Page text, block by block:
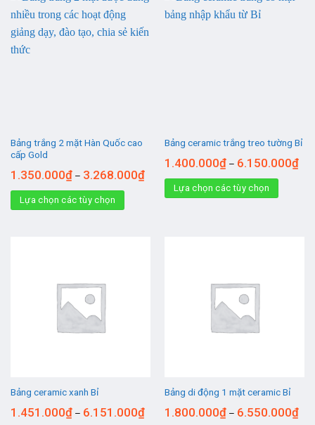
Bảng trắng 2 mặt Hàn Quốc cao
cấp Gold
1.350.000₫– 3.268.000₫
Lựa chọn các tùy chọn
Bảng ceramic trắng treo tường Bỉ
1.400.000₫– 6.150.000₫
Lựa chọn các tùy chọn
Bảng ceramic xanh Bỉ
1.451.000₫– 6.151.000₫
Bảng di động 1 mặt ceramic Bỉ
1.800.000₫– 6.550.000₫